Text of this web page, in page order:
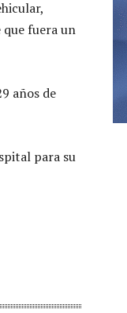
fuera un
años de
para su